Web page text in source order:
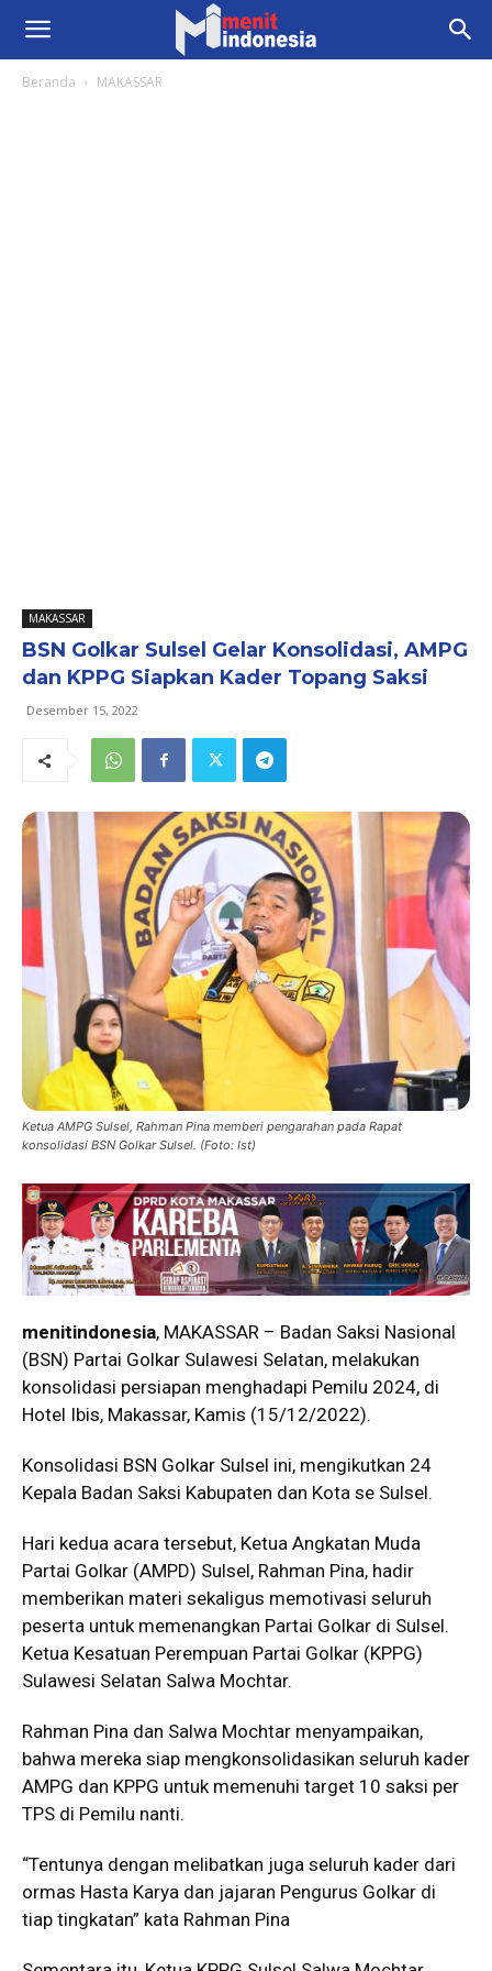
Beranda MAKASSAR
MAKASSAR
BSN Golkar Sulsel Gelar Konsolidasi, AMPG
dan KPPG Siapkan Kader Topang Saksi
Desember 15, 2022
Ketua AMPG Sulsel, Rahman Pina memberi pengarahan pada Rapat
konsolidasi BSN Golkar Sulsel. (Foto: Ist)
menitindonesia, MAKASSAR – Badan Saksi Nasional
(BSN) Partai Golkar Sulawesi Selatan, melakukan
konsolidasi persiapan menghadapi Pemilu 2024, di
Hotel Ibis, Makassar, Kamis (15/12/2022).
Konsolidasi BSN Golkar Sulsel ini, mengikutkan 24
Kepala Badan Saksi Kabupaten dan Kota se Sulsel.
Hari kedua acara tersebut, Ketua Angkatan Muda
Partai Golkar (AMPD) Sulsel, Rahman Pina, hadir
memberikan materi sekaligus memotivasi seluruh
peserta untuk memenangkan Partai Golkar di Sulsel.
Ketua Kesatuan Perempuan Partai Golkar (KPPG)
Sulawesi Selatan Salwa Mochtar.
Rahman Pina dan Salwa Mochtar menyampaikan,
bahwa mereka siap mengkonsolidasikan seluruh kader
AMPG dan KPPG untuk memenuhi target 10 saksi per
TPS di Pemilu nanti.
“Tentunya dengan melibatkan juga seluruh kader dari
ormas Hasta Karya dan jajaran Pengurus Golkar di
tiap tingkatan” kata Rahman Pina